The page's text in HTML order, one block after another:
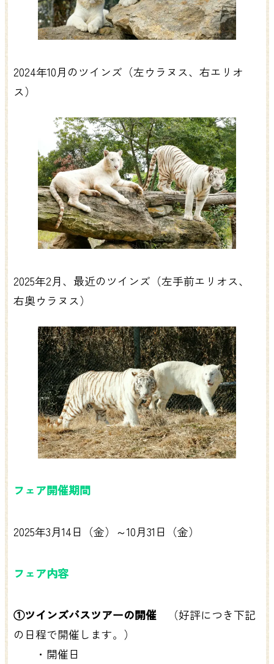
2024年10月のツインズ（左ウラヌス、右エリオ
ス）
2025年2月、最近のツインズ（左手前エリオス、
右奥ウラヌス）
フェア開催期間
2025年3月14日（金）～10月31日（金）
フェア内容
①ツインズバスツアーの開催 （好評につき下記
の日程で開催します。）
・開催日